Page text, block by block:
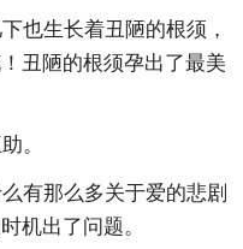
也生长着丑陋的根须，
丑陋的根须孕出了最美
。
有那么多关于爱的悲剧
机出了问题。